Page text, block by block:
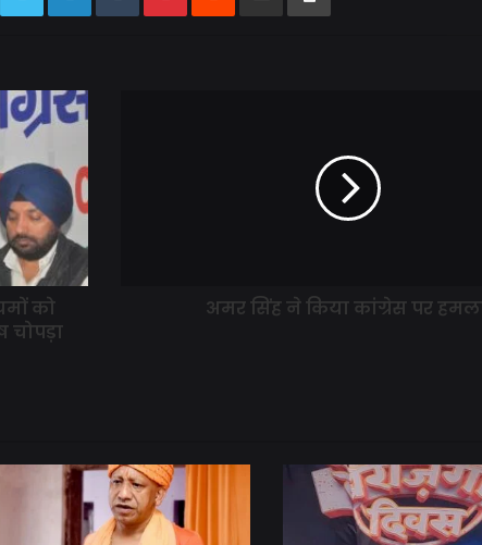
को
चोपड़ा
अमर सिंह ने किया कांग्रेस पर